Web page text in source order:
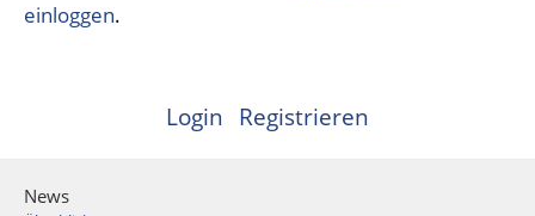
einloggen.
Login Registrieren
News